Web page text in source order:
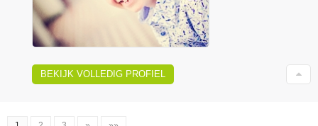
BEKIJK VOLLEDIG PROFIEL